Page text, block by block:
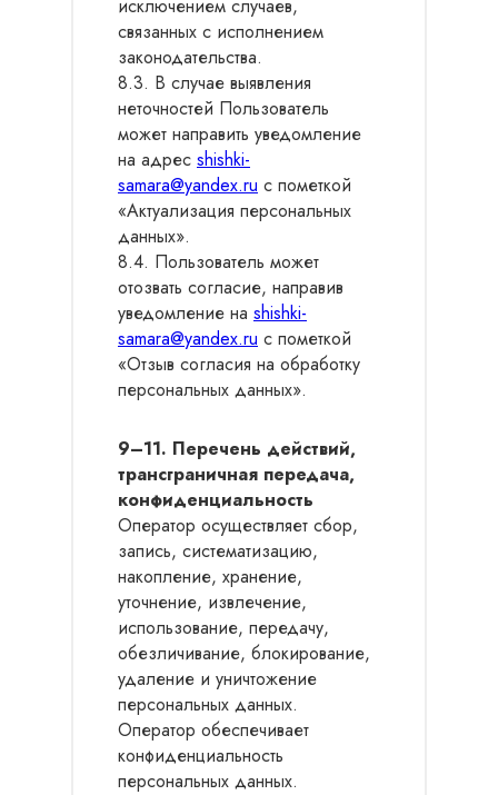
исключением случаев,
связанных с исполнением
законодательства.
8.3. В случае выявления
неточностей Пользователь
может направить уведомление
на адрес shishki-
samara@yandex.ru с пометкой
«Актуализация персональных
данных».
8.4. Пользователь может
отозвать согласие, направив
уведомление на shishki-
samara@yandex.ru с пометкой
«Отзыв согласия на обработку
персональных данных».
9–11. Перечень действий,
трансграничная передача,
конфиденциальность
Оператор осуществляет сбор,
запись, систематизацию,
накопление, хранение,
уточнение, извлечение,
использование, передачу,
обезличивание, блокирование,
удаление и уничтожение
персональных данных.
Оператор обеспечивает
конфиденциальность
персональных данных.